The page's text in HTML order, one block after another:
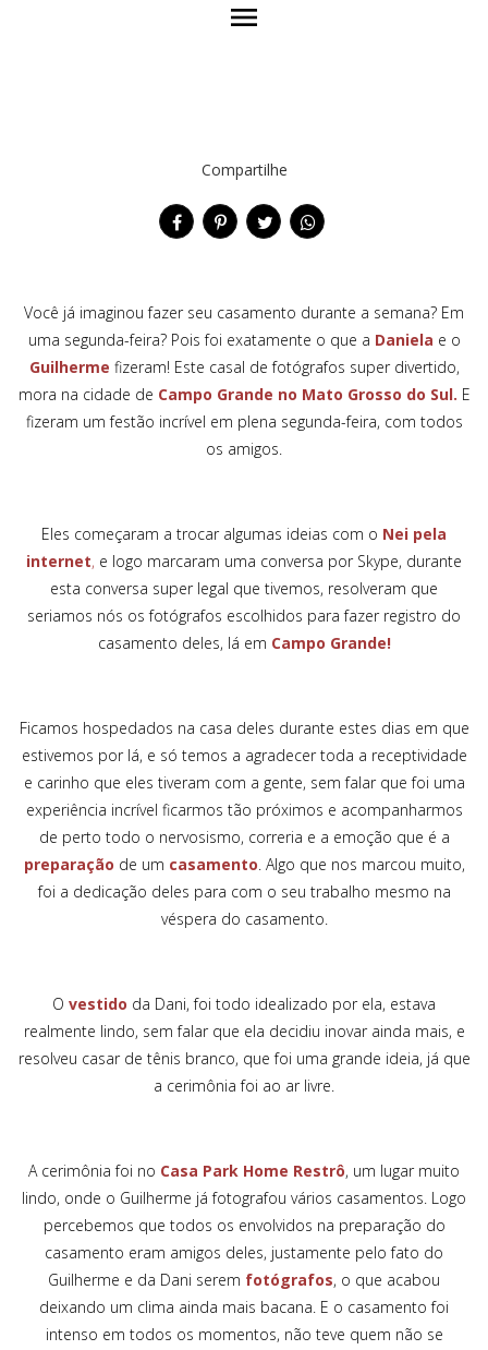
menu
Compartilhe
Você já imaginou fazer seu casamento durante a semana? Em
uma segunda-feira? Pois foi exatamente o que a Daniela e o
Guilherme fizeram! Este casal de fotógrafos super divertido,
mora na cidade de Campo Grande no Mato Grosso do Sul. E
fizeram um festão incrível em plena segunda-feira, com todos
os amigos.
Eles começaram a trocar algumas ideias com o Nei pela
internet, e logo marcaram uma conversa por Skype, durante
esta conversa super legal que tivemos, resolveram que
seriamos nós os fotógrafos escolhidos para fazer registro do
casamento deles, lá em Campo Grande!
Ficamos hospedados na casa deles durante estes dias em que
estivemos por lá, e só temos a agradecer toda a receptividade
e carinho que eles tiveram com a gente, sem falar que foi uma
experiência incrível ficarmos tão próximos e acompanharmos
de perto todo o nervosismo, correria e a emoção que é a
preparação de um casamento. Algo que nos marcou muito,
foi a dedicação deles para com o seu trabalho mesmo na
véspera do casamento.
O vestido da Dani, foi todo idealizado por ela, estava
realmente lindo, sem falar que ela decidiu inovar ainda mais, e
resolveu casar de tênis branco, que foi uma grande ideia, já que
a cerimônia foi ao ar livre.
A cerimônia foi no Casa Park Home Restrô, um lugar muito
lindo, onde o Guilherme já fotografou vários casamentos. Logo
percebemos que todos os envolvidos na preparação do
casamento eram amigos deles, justamente pelo fato do
Guilherme e da Dani serem fotógrafos, o que acabou
deixando um clima ainda mais bacana. E o casamento foi
intenso em todos os momentos, não teve quem não se